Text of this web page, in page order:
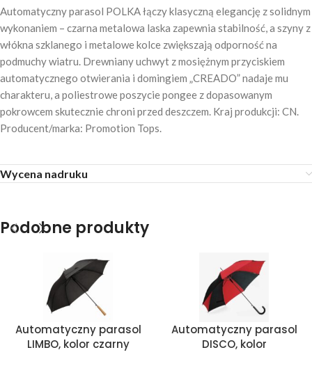
Automatyczny parasol POLKA łączy klasyczną elegancję z solidnym
wykonaniem – czarna metalowa laska zapewnia stabilność, a szyny z
włókna szklanego i metalowe kolce zwiększają odporność na
podmuchy wiatru. Drewniany uchwyt z mosiężnym przyciskiem
automatycznego otwierania i domingiem „CREADO” nadaje mu
charakteru, a poliestrowe poszycie pongee z dopasowanym
pokrowcem skutecznie chroni przed deszczem. Kraj produkcji: CN.
Producent/marka: Promotion Tops.
Wycena nadruku
Podobne produkty
Automatyczny parasol
LIMBO, kolor czarny
Automatyczny parasol
DISCO, kolor